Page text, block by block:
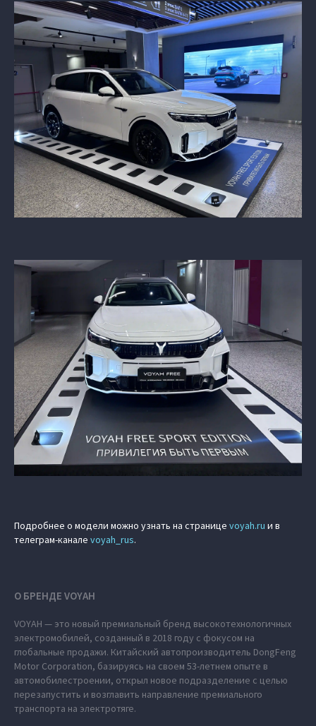
Подробнее о модели можно узнать на странице voyah.ru и в
телеграм-канале voyah_rus.
О БРЕНДЕ VOYAH
VOYAH — это новый премиальный бренд высокотехнологичных
электромобилей, созданный в 2018 году с фокусом на
глобальные продажи. Китайский автопроизводитель DongFeng
Motor Corporation, базируясь на своем 53-летнем опыте в
автомобилестроении, открыл новое подразделение с целью
перезапустить и возглавить направление премиального
транспорта на электротяге.